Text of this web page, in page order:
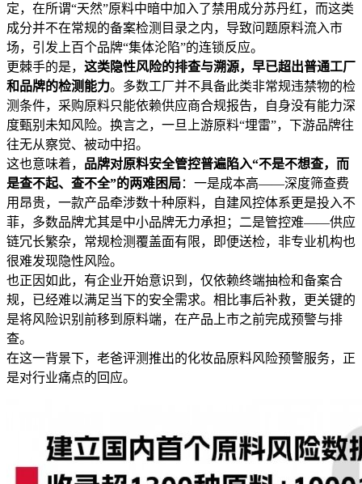
定，在所谓“天然”原料中暗中加入了禁用成分苏丹红，而这类
成分并不在常规的备案检测目录之内，导致问题原料流入市
场，引发上百个品牌“集体沦陷”的连锁反应。
更棘手的是， 这类隐性风险的排查与溯源，早已超出普通工厂
和品牌的检测能力。多数工厂并不具备此类非常规违禁物的检
测条件，采购原料只能依赖供应商合规报告，自身没有能力深
度甄别未知风险。换言之，一旦上游原料“埋雷”，下游品牌往
往无从察觉、被动中招。
这也意味着， 品牌对原料安全管控普遍陷入“不是不想查，而
是查不起、查不全”的两难困局：一是成本高——深度筛查费
用昂贵，一款产品牵涉数十种原料，自建风控体系更是投入不
菲，多数品牌尤其是中小品牌无力承担；二是管控难——供应
链冗长繁杂，常规检测覆盖面有限，即便送检，非专业机构也
很难发现隐性风险。
也正因如此，有企业开始意识到，仅依赖终端抽检和备案合
规，已经难以满足当下的安全需求。相比事后补救，更关键的
是将风险识别前移到原料端，在产品上市之前完成预警与排
查。
在这一背景下，老爸评测推出的化妆品原料风险预警服务，正
是对行业痛点的回应。